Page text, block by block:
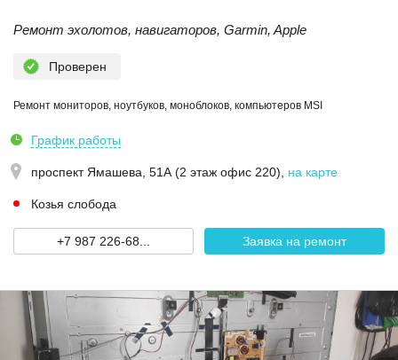
Ремонт эхолотов, навигаторов, Garmin, Apple
Проверен
Ремонт мониторов, ноутбуков, моноблоков, компьютеров MSI
График работы
проспект Ямашева, 51А (2 этаж офис 220) на карте
Козья слобода
+7 987 226-68... Заявка на ремонт